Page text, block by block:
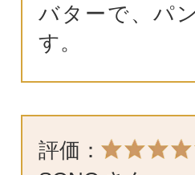
バターで、パ
す。
評価：